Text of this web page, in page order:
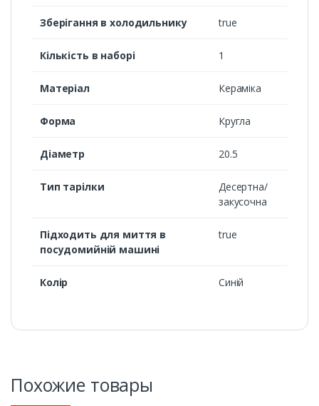
Зберігання в холодильнику true
Кількість в наборі 1
Матеріал Кераміка
Форма Кругла
Діаметр 20.5
Тип тарілки
Десертна/
закусочна
Підходить для миття в
посудомийній машині
true
Колір Синій
Похожие товары